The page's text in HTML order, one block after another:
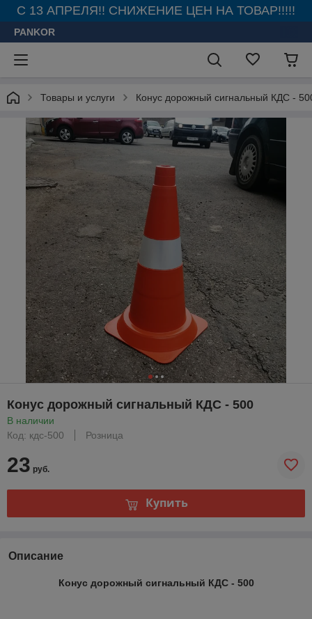
С 13 АПРЕЛЯ!! СНИЖЕНИЕ ЦЕН НА ТОВАР!!!!!
PANKOR
Товары и услуги Конус дорожный сигнальный КДС -
Конус дорожный сигнальный КДС - 500
В наличии
Код: кдс-500
Розница
23 руб.
Купить
Описание
Конус дорожный сигнальный КДС - 500